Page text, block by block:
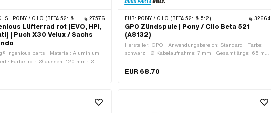
/ CILO (BETA 521 & 512) · ZÜNDAPP BELMONDO 27576
Lüfterrad rot (EVO, HPI,
| Puch X30 Velux / Sachs
ingenious parts · Material: Aluminium ·
· Farbe: rot · Ø aussen: 120 mm · Ø
Befestigungsloch: 6 mm · Ø Lochkreis:
FÜR: PONY / CILO (BETA 521 & 512) 32664
GPO Zündspule | Pony / Cilo Beta 521
(A8132)
Hersteller: GPO · Anwendungsbereich: Standard · Farbe:
schwarz · Ø Kabelaufnahme: 7 mm · Gesamtlänge: 65 mm
Befestigungspunkte: 2 Stk. · Ø Befestigungsloch: 6.6 mm ·
EUR 68.70